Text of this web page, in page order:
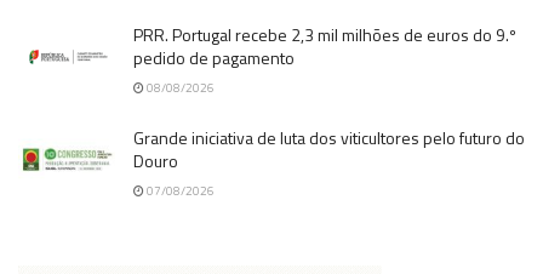
PRR. Portugal recebe 2,3 mil milhões de euros do 9.º
pedido de pagamento
08/08/2026
Grande iniciativa de luta dos viticultores pelo futuro do
Douro
07/08/2026